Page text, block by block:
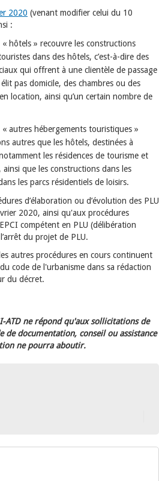
2020 (venant modifier celui du 10
:
hôtels » recouvre les constructions
dans des hôtels, c’est-à-dire des
qui offrent à une clientèle de passage
pas domicile, des chambres ou des
location, ainsi qu’un certain nombre de
autres hébergements touristiques »
autres que les hôtels, destinées à
les résidences de tourisme et
ainsi que les constructions dans les
les parcs résidentiels de loisirs.
d’élaboration ou d’évolution des PLU
2020, ainsi qu'aux procédures
compétent en PLU (délibération
du projet de PLU.
autres procédures en cours continuent
code de l'urbanisme dans sa rédaction
du décret.
ATD ne répond qu'aux sollicitations de
de documentation, conseil ou assistance
ne pourra aboutir.